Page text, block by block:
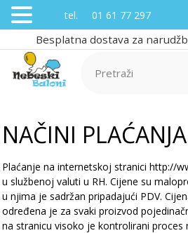
Besplatna dostava za
NAČINI PLAĆANJA
Plaćanje na internetskoj stranici http://
u službenoj valuti u RH. Cijene su
u njima je sadržan pripadajući PDV.
određena je za svaki proizvod
na stranicu visoko je kontrolirani proces
tel. 01 61 77 297